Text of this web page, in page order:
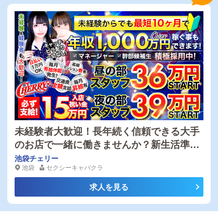
未経験者大歓迎！長年続く信頼できる大手
のお店で一緒に働きませんか？新生活準備
金【15万円】と初月から36万円支給でしっ
かり稼げるお店です！
池袋チェリー
池袋 セクシーキャバクラ
求人を見る